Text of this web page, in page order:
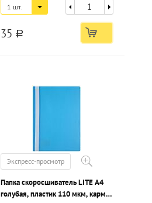
1 шт.
35 a
Экспресс-просмотр
Папка скоросшиватель LITE А4
голубая, пластик 110 мкм, карман